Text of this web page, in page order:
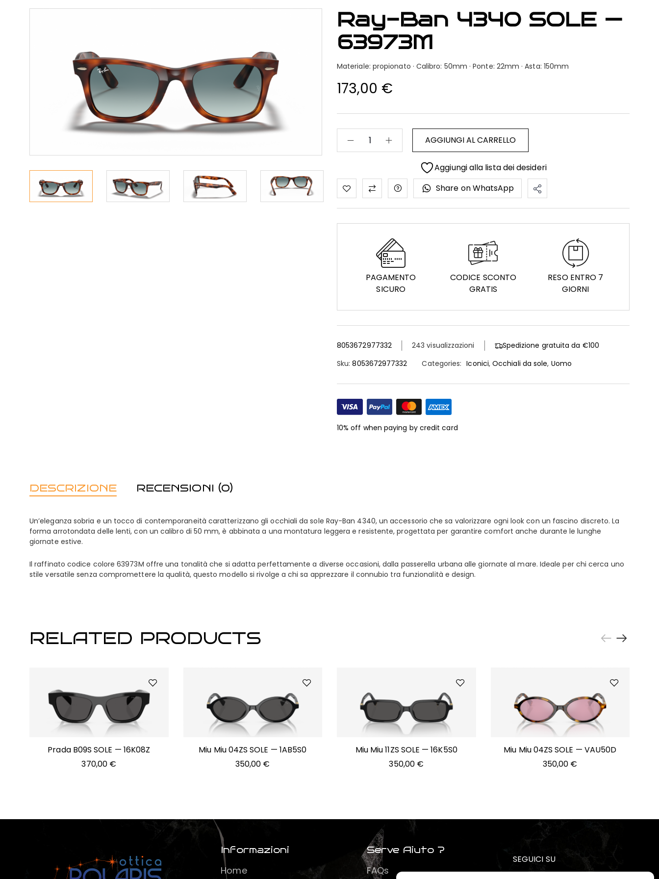
Ray-Ban 4340 SOLE —
63973M
Materiale: propionato · Calibro: 50mm · Ponte: 22mm · Asta: 150mm
173,00 €
AGGIUNGI AL CARRELLO
Aggiungi alla lista dei desideri
Share on WhatsApp
PAGAMENTO
SICURO
CODICE SCONTO
GRATIS
RESO ENTRO 7
GIORNI
8053672977332 243 visualizzazioni
Spedizione gratuita da €100
Sku: 8053672977332 Categories: Iconici,Occhiali da sole, Uomo
10% off when paying by credit card
DESCRIZIONE RECENSIONI (0)
Un’eleganza sobria e un tocco di contemporaneità caratterizzano gli occhiali da sole Ray-Ban 4340, un accessorio che sa valorizzare ogni look con un fascino discreto. La
forma arrotondata delle lenti, con un calibro di 50 mm, è abbinata a una montatura leggera e resistente, progettata per garantire comfort anche durante le lunghe
giornate estive.
Il raffinato codice colore 63973M offre una tonalità che si adatta perfettamente a diverse occasioni, dalla passerella urbana alle giornate al mare. Ideale per chi cerca uno
stile versatile senza compromettere la qualità, questo modello si rivolge a chi sa apprezzare il connubio tra funzionalità e design.
RELATED PRODUCTS
Prada B09S SOLE — 16K08Z
370,00 €
Miu Miu 04ZS SOLE — 1AB5S0
350,00 €
Miu Miu 11ZS SOLE — 16K5S0
350,00 €
Miu Miu 04ZS SOLE — VAU50D
350,00 €
Informazioni
Home
Serve Aiuto ?
FAQs
SEGUICI SU